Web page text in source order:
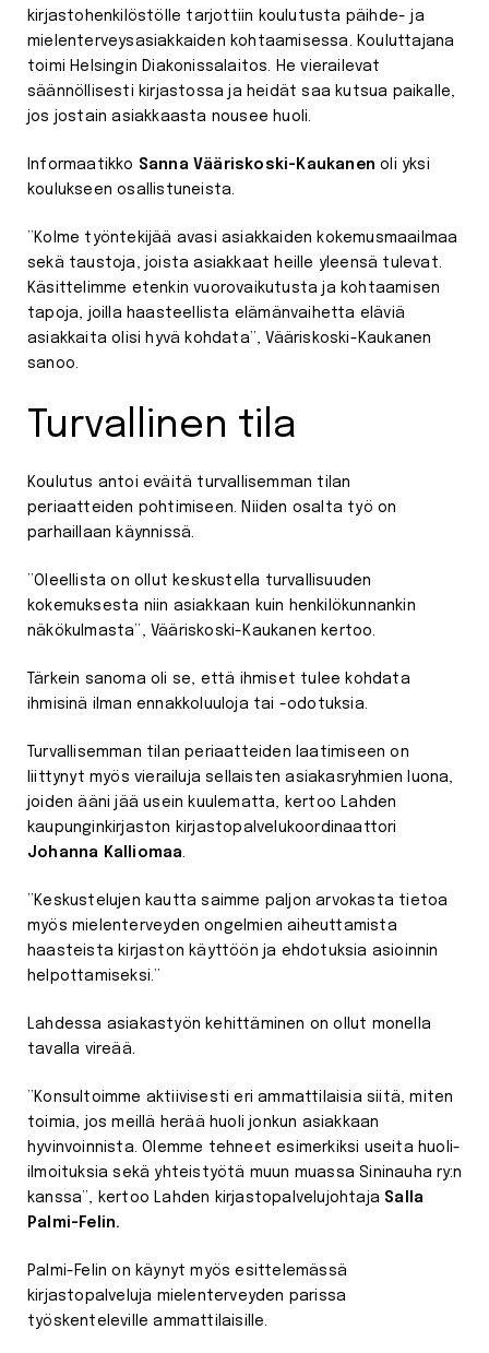
kirjastohenkilöstölle tarjottiin koulutusta päihde- ja
mielenterveysasiakkaiden kohtaamisessa. Kouluttajana
toimi Helsingin Diakonissalaitos. He vierailevat
säännöllisesti kirjastossa ja heidät saa kutsua paikalle,
jos jostain asiakkaasta nousee huoli.
Informaatikko Sanna Vääriskoski-Kaukanen oli yksi
koulukseen osallistuneista.
”Kolme työntekijää avasi asiakkaiden kokemusmaailmaa
sekä taustoja, joista asiakkaat heille yleensä tulevat.
Käsittelimme etenkin vuorovaikutusta ja kohtaamisen
tapoja, joilla haasteellista elämänvaihetta eläviä
asiakkaita olisi hyvä kohdata”, Vääriskoski-Kaukanen
sanoo.
Turvallinen tila
Koulutus antoi eväitä turvallisemman tilan
periaatteiden pohtimiseen. Niiden osalta työ on
parhaillaan käynnissä.
”Oleellista on ollut keskustella turvallisuuden
kokemuksesta niin asiakkaan kuin henkilökunnankin
näkökulmasta”, Vääriskoski-Kaukanen kertoo.
Tärkein sanoma oli se, että ihmiset tulee kohdata
ihmisinä ilman ennakkoluuloja tai -odotuksia.
Turvallisemman tilan periaatteiden laatimiseen on
liittynyt myös vierailuja sellaisten asiakasryhmien luona,
joiden ääni jää usein kuulematta, kertoo Lahden
kaupunginkirjaston kirjastopalvelukoordinaattori
Johanna Kalliomaa
”Keskustelujen kautta saimme paljon arvokasta tietoa
myös mielenterveyden ongelmien aiheuttamista
haasteista kirjaston käyttöön ja ehdotuksia asioinnin
helpottamiseksi.”
Lahdessa asiakastyön kehittäminen on ollut monella
tavalla vireää.
”Konsultoimme aktiivisesti eri ammattilaisia siitä, miten
toimia, jos meillä herää huoli jonkun asiakkaan
hyvinvoinnista. Olemme tehneet esimerkiksi useita huoli-
ilmoituksia sekä yhteistyötä muun muassa Sininauha ry:n
kanssa”, kertoo Lahden kirjastopalvelujohtaja Salla
Palmi-Felin.
Palmi-Felin on käynyt myös esittelemässä
kirjastopalveluja mielenterveyden parissa
työskenteleville ammattilaisille.